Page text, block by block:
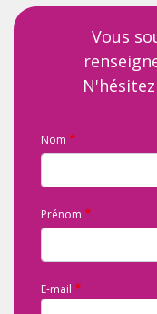
Vous
Nom
Prénom
E-mail